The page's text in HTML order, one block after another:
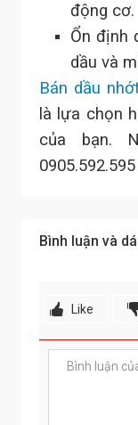
động cơ.
Ổn định
dầu và
Bán dầu
là lựa chọn
của bạn.
Bình luận và
Like